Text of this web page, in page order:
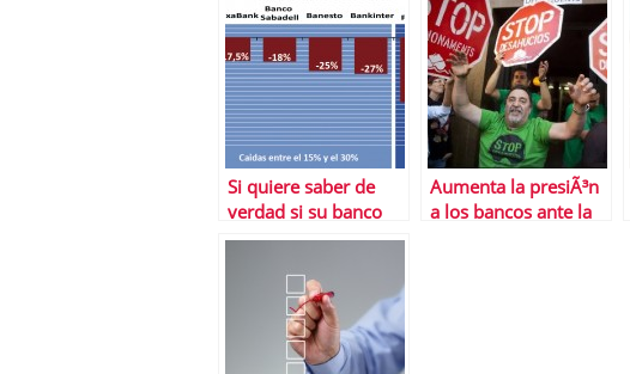
Si quiere saber de
verdad si su banco
estÃ¡ sano, no haga
Aumenta la presiÃ³n
a los bancos ante la